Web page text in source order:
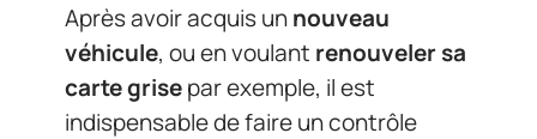
Après avoir acquis unnouveau
véhicule, ou en voulant renouveler sa
carte grisepar exemple, il est
indispensable de faire un contrôle